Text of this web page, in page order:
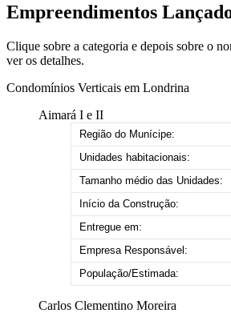
Empreendimentos
Clique sobre a categoria e depois sobre o
ver os detalhes.
Condomínios Verticais em Londrina
Aimará I e II
Região do Munícipe:
Unidades habitacionais:
Tamanho médio das Unidades:
Início da Construção:
Entregue em:
Empresa Responsável:
População/Estimada:
Carlos Clementino Moreira